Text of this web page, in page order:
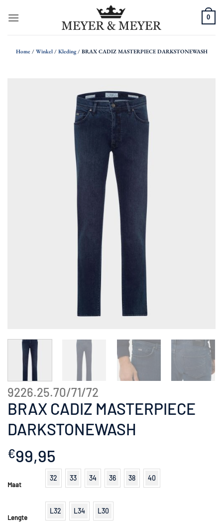
naar
0
Home/ Winkel/ Kleding/ BRAX CADIZ MASTERPIECE DARKSTONEWASH
9226.25.70/71/72
BRAX CADIZ MASTERPIECE
DARKSTONEWASH
€99,95
Maat
32 33 34 36 38 40
Lengte
L32 L34 L30